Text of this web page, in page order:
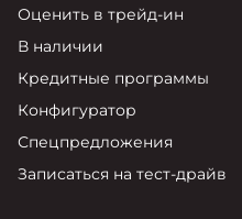
Оценить в трейд-ин
В наличии
Кредитные программы
Конфигуратор
Спецпредложения
Записаться на тест-драйв